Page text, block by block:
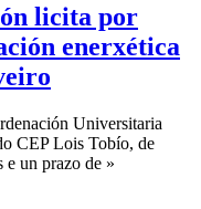
licita por
enerxética
Universitaria
CEP Lois Tobío, de
un prazo de »